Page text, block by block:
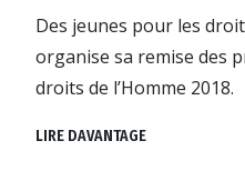
Des jeunes pour les
organise sa remise des
droits de l’Homme 2018.
LIRE DAVANTAGE